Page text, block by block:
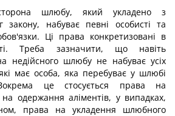
шлюбу, який укладено з
набуває певні особисті та
Ці права конкретизовані в
Треба зазначити, що навіть
недійсного шлюбу не набуває усіх
має особа, яка перебуває у шлюбі
Зокрема це стосується права на
одержання аліментів, у випадках,
права на укладення шлюбного